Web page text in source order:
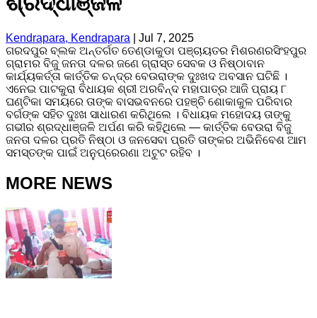
Kendrapara, Kendrapara
Jul 7, 2025
ଗରଦପୁର ବ୍ଲକ ଅନ୍ତର୍ଗତ ତେଣ୍ଡାକୁଡା ପଞ୍ଚାୟତର ମିଶରଣରସିଂହପୁର
ଗ୍ରାମର ବିଜୁ ଜନତା ଦଳର ଜଣେ ଗ୍ରାସ୍ତ ସେବକ ଓ ନିଷ୍ଠାବାନ
କାର୍ଯ୍ୟକର୍ତ୍ତା କାର୍ତ୍ତିକ ଚନ୍ଦ୍ର ବେଉରାଙ୍କ ଦୁଃଖଦ ଅବସାନ ଘଟିଛି ।
ଏନେଇ ପାଟକୁରା ବିଧାୟକ ଶ୍ରୀ ଅରବିନ୍ଦ ମହାପାତ୍ର ଆଜି ପ୍ରାୟ ୮
ଘଣ୍ଟିକା ସମୟରେ ତାଙ୍କ ବାସଭବନରେ ପହଞ୍ଚି ଶୋକାକୁଳ ପରିବାର
ବର୍ଗଙ୍କ ସହିତ ଦୁଃଖ ସାଧାରଣ କରିଥିଲେ । ବିଧାୟକ ମହୋଦୟ ତାଙ୍କୁ
ଗଭୀର ଶ୍ରଦ୍ଧାଞ୍ଜଳି ଅର୍ପଣ କରି କହିଥିଲେ — କାର୍ତ୍ତିକ ବେଉରା ବିଜୁ
ଜନତା ଦଳର ପ୍ରତି ନିଷ୍ଠା ଓ ଜନସେବା ପ୍ରତି ତାଙ୍କର ଅଭିନିବେଶ ଆମ
ସମସ୍ତଙ୍କ ପାଇଁ ଅନୁପ୍ରେରଣା ଅଟୁଟ ରହିବ ।
MORE NEWS